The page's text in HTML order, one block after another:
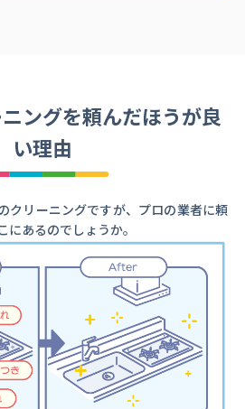
ングを頼んだほうが良
い理由
クリーニングですが、プロの業者に頼
あるのでしょうか。